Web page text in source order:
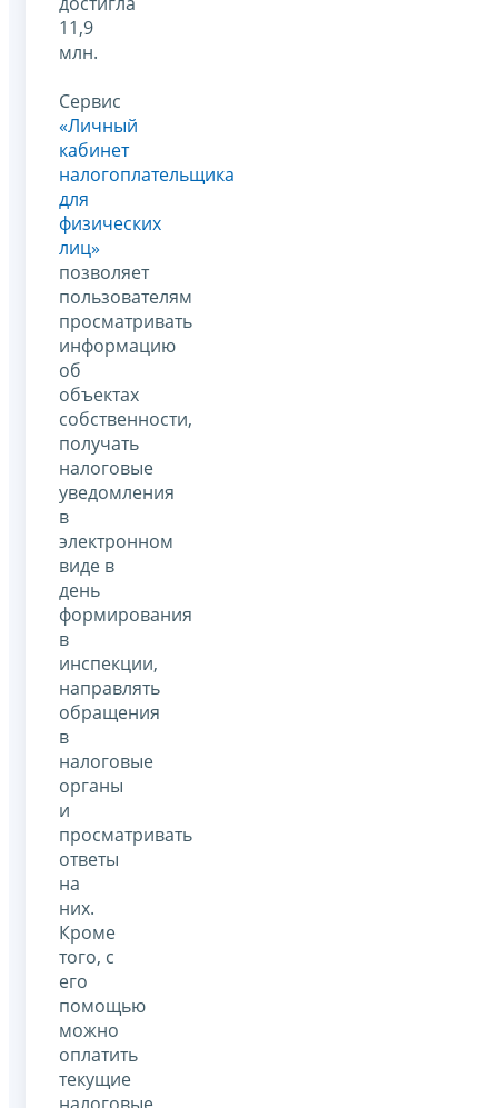
11,9
млн.
Сервис
«Личный
кабинет
налогоплательщика
для
физических
лиц»
позволяет
пользователям
просматривать
информацию
об
объектах
собственности,
получать
налоговые
уведомления
в
электронном
виде в
день
формирования
в
инспекции,
направлять
обращения
в
налоговые
органы
и
просматривать
ответы
на
них.
Кроме
того, с
его
помощью
можно
оплатить
текущие
налоговые